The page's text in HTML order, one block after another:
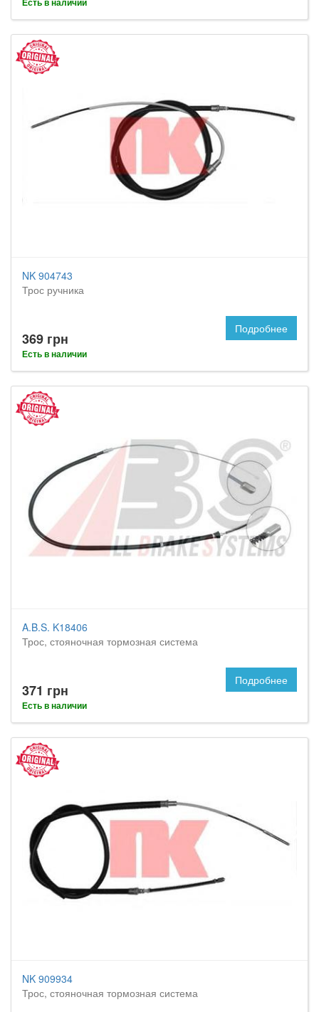
NK 904743
Трос ручника
369 грн
Есть в наличии
Подробнее
A.B.S. K18406
Трос, стояночная тормозная система
371 грн
Есть в наличии
Подробнее
NK 909934
Трос, стояночная тормозная система